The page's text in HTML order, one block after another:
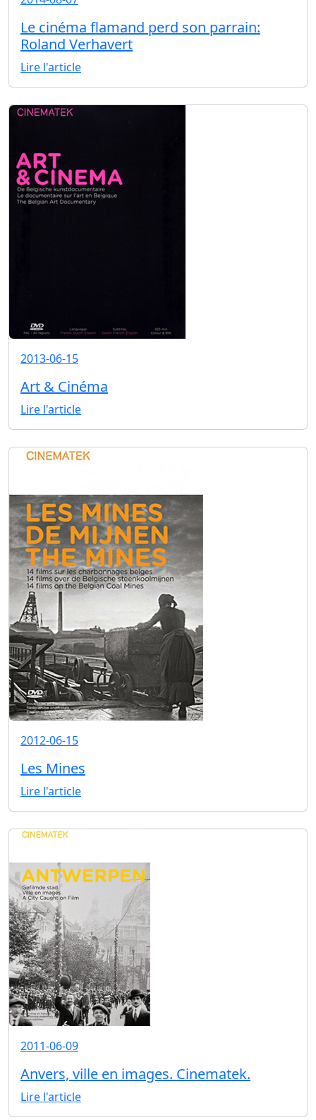
Le cinéma flamand perd son parrain:
Roland Verhavert
Lire l'article
2013-06-15
Art & Cinéma
Lire l'article
2012-06-15
Les Mines
Lire l'article
2011-06-09
Anvers, ville en images. Cinematek.
Lire l'article